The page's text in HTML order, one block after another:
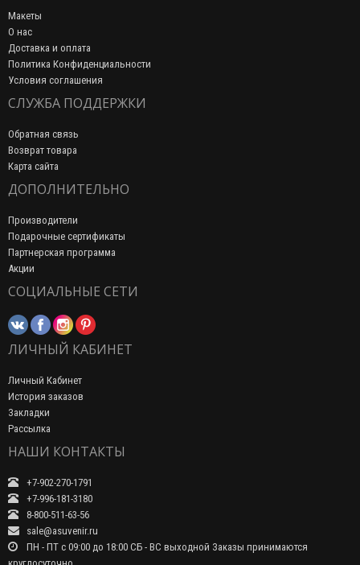
Макеты
О нас
Доставка и оплата
Политика Конфиденциальности
Условия соглашения
СЛУЖБА ПОДДЕРЖКИ
Обратная связь
Возврат товара
Карта сайта
ДОПОЛНИТЕЛЬНО
Производители
Подарочные сертификаты
Партнерская программа
Акции
СОЦИАЛЬНЫЕ СЕТИ
ЛИЧНЫЙ КАБИНЕТ
Личный Кабинет
История заказов
Закладки
Рассылка
НАШИ КОНТАКТЫ
+7-902-270-1791
+7-996-181-3180
8-800-511-63-56
sale@asuvenir.ru
ПН - ПТ с 09:00 до 18:00 СБ - ВС выходной Заказы принимаются